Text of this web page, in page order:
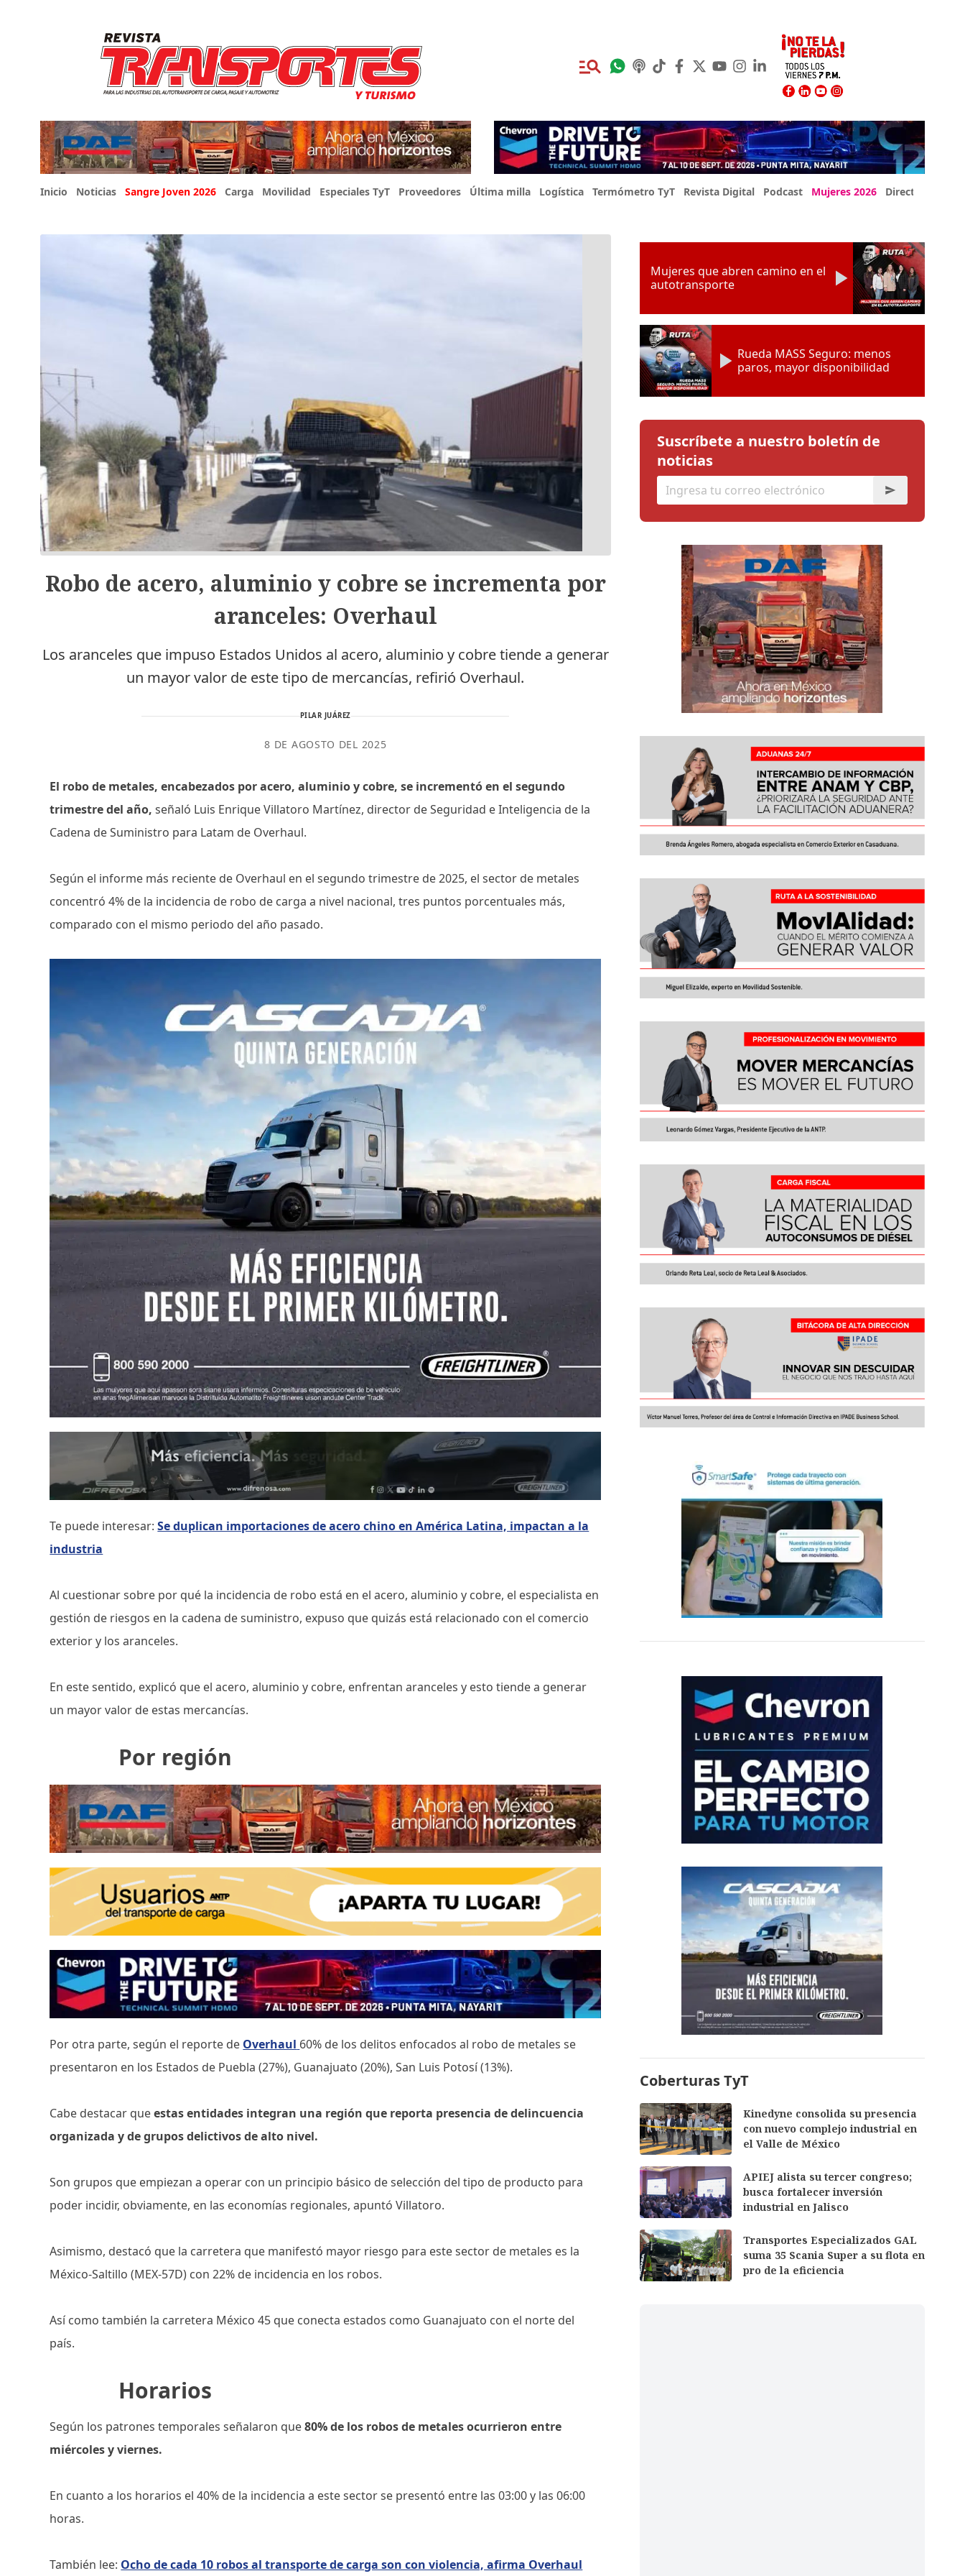
Inicio Noticias Sangre Joven 2026 Carga Movilidad Especiales TyT Proveedores Última milla Logística Termómetro TyT Revista Digital Podcast Mujeres 2026 Directorio Expo
Robo de acero, aluminio y cobre se incrementa por
aranceles: Overhaul
Los aranceles que impuso Estados Unidos al acero, aluminio y cobre tiende a generar
un mayor valor de este tipo de mercancías, refirió Overhaul.
PILAR JUÁREZ
8 DE AGOSTO DEL 2025
El robo de metales, encabezados por acero, aluminio y cobre, se incrementó en el segundo
trimestre del año, señaló Luis Enrique Villatoro Martínez, director de Seguridad e Inteligencia de la
Cadena de Suministro para Latam de Overhaul.
Según el informe más reciente de Overhaul en el segundo trimestre de 2025, el sector de metales
concentró 4% de la incidencia de robo de carga a nivel nacional, tres puntos porcentuales más,
comparado con el mismo periodo del año pasado.
Te puede interesar:Se duplican importaciones de acero chino en América Latina, impactan a la
industria
Al cuestionar sobre por qué la incidencia de robo está en el acero, aluminio y cobre, el especialista en
gestión de riesgos en la cadena de suministro, expuso que quizás está relacionado con el comercio
exterior y los aranceles.
En este sentido, explicó que el acero, aluminio y cobre, enfrentan aranceles y esto tiende a generar
un mayor valor de estas mercancías.
Por región
Por otra parte, según el reporte de Overhaul 60% de los delitos enfocados al robo de metales se
presentaron en los Estados de Puebla (27%), Guanajuato (20%), San Luis Potosí (13%).
Cabe destacar queestas entidades integran una región que reporta presencia de delincuencia
organizada y de grupos delictivos de alto nivel.
Son grupos que empiezan a operar con un principio básico de selección del tipo de producto para
poder incidir, obviamente, en las economías regionales, apuntó Villatoro.
Asimismo, destacó que la carretera que manifestó mayor riesgo para este sector de metales es la
México-Saltillo (MEX-57D) con 22% de incidencia en los robos.
Así como también la carretera México 45 que conecta estados como Guanajuato con el norte del
país.
Horarios
Según los patrones temporales señalaron que80% de los robos de metales ocurrieron entre
miércoles y viernes.
En cuanto a los horarios el 40% de la incidencia a este sector se presentó entre las 03:00 y las 06:00
horas.
También lee: Ocho de cada 10 robos al transporte de carga son con violencia, afirma Overhaul
Mujeres que abren camino en el
autotransporte
Rueda MASS Seguro: menos
paros, mayor disponibilidad
Suscríbete a nuestro boletín de
noticias
Coberturas TyT
Kinedyne consolida su presencia
con nuevo complejo industrial en
el Valle de México
APIEJ alista su tercer congreso;
busca fortalecer inversión
industrial en Jalisco
Transportes Especializados GAL
suma 35 Scania Super a su flota en
pro de la eficiencia